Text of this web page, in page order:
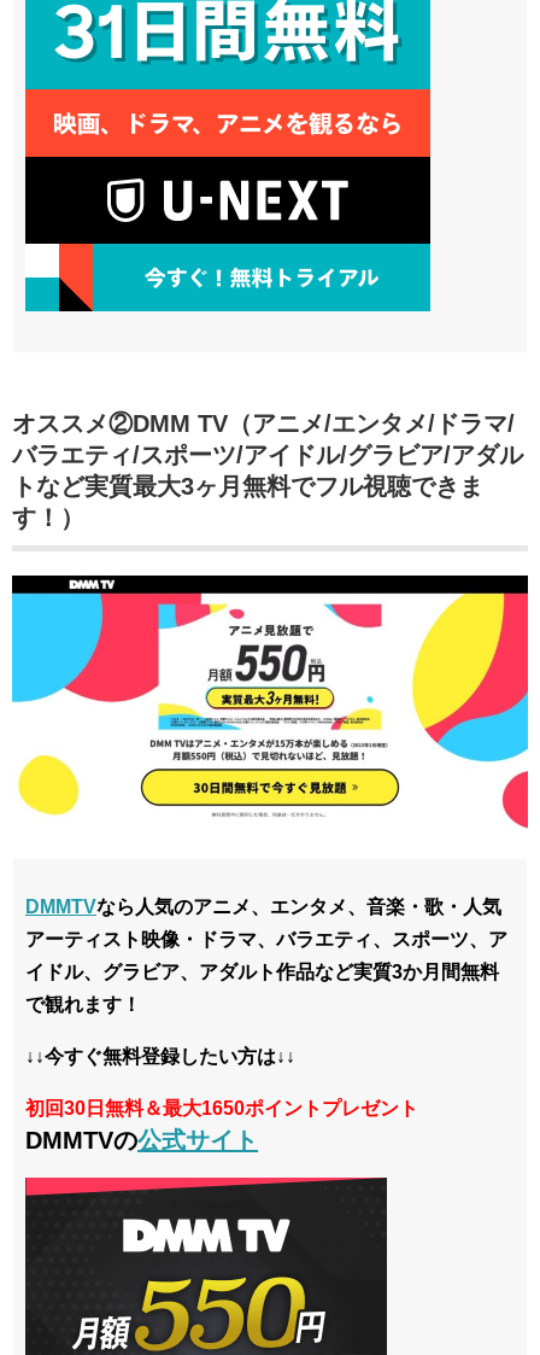
オススメ②DMM TV（アニメ/エンタメ/ドラマ/
バラエティ/スポーツ/アイドル/グラビア/アダル
トなど実質最大3ヶ月無料でフル視聴できま
す！）
DMMTVなら人気のアニメ、エンタメ、音楽・歌・人気
アーティスト映像・ドラマ、バラエティ、スポーツ、ア
イドル、グラビア、アダルト作品など実質3か月間無料
で観れます！
↓↓今すぐ無料登録したい方は↓↓
初回30日無料＆最大1650ポイントプレゼント
DMMTVの公式サイト